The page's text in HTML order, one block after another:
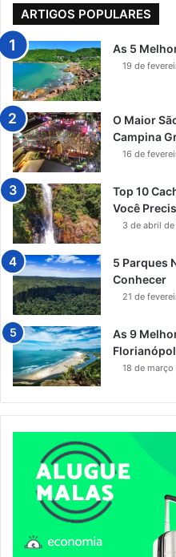
ARTIGOS POPULARES
As 5
19 de
O Maior
Campina
16 de
Top 10
Você
3 de abril
5 Parques
Conhecer
21 de
As 9
18 de